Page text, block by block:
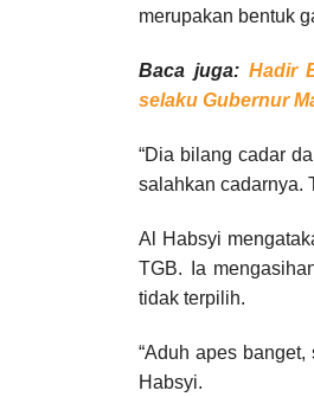
merupakan bentuk
Baca juga: Hadir
selaku Gubernur
“Dia bilang cadar
salahkan cadarnya.
Al Habsyi
TGB. Ia
tidak terpilih.
“Aduh apes
Habsyi.